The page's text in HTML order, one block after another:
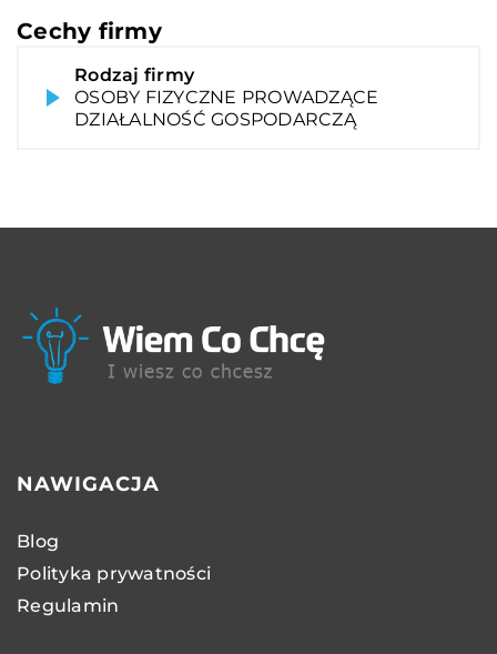
Cechy firmy
Rodzaj firmy
OSOBY FIZYCZNE PROWADZĄCE
DZIAŁALNOŚĆ GOSPODARCZĄ
NAWIGACJA
Blog
Polityka prywatności
Regulamin